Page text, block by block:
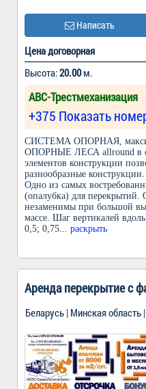
Написать
Цена договорная
Высота:20.00м.
АВС-Трестмеханизация
+375 Показать
СИСТЕМА ОПОРНАЯ,
ОПОРНЫЕ ЛЕСА allround в
элементов конструкции
разнообразные конструкции.
Одно из самых
(опалубка) для перекрытий.
незаменимы при большой
массе. Шаг вертикалей
0,5; 0,75... раскрыть
Аренда перекрытие с
Беларусь | Минская